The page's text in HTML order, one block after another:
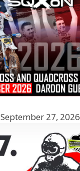
September 27, 2026